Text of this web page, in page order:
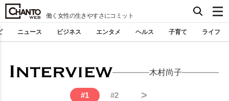
働く女性の生きやすさにコミット
ニュース ビジネス エンタメ ヘルス 子育て ライフ
木村尚子
#1 #2 >